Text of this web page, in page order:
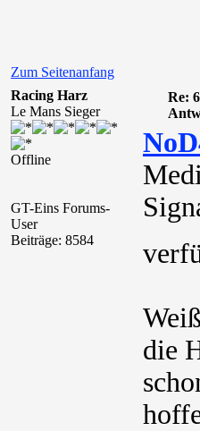
Zum Seitenanfang
Racing Harz
Le Mans Sieger
Offline
GT-Eins Forums-
User
Beiträge: 8584
Re:
die